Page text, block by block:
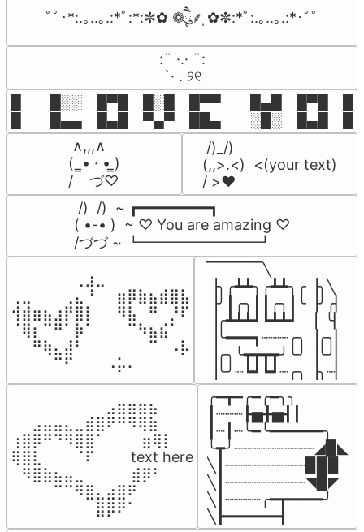
ﾟﾟ･*:.｡..｡.:*ﾟ:*:✼✿ ❁ཻུ۪۪⸙͎ ✿✼:*ﾟ:.｡..｡.:*･ﾟﾟ
⠀:¨ ·.· ¨:⠀
⠀ `· . ୨୧⠀
█  █░░ █▀█ █░█ █▀▀  █▄█ █▀█
█  █▄▄ █▄█ ▀▄▀ ██▄  ░█░ █▄█
∧,,,∧
(  ̳• · • ̳)
/    づ♡
/)_/)
(,,>.<)  <(your text)
/ >❤️
/)  /)  ~ ┏━━━━━━━━┓
( •-• )  ~ ♡ You are amazing ♡
/づづ ~ ┗━━━━━━━━┛
⠀⠀⠀⠀⠀⠀⢀⣰⣀⠀⠀⠀⠀⠀⠀⠀⠀
⢀⣀⠀⠀⠀⢀⣄⠘⠀⠀⣶⡿⣷⣦⣾⣿⣧
⢺⣾⣶⣦⣰⡟⣿⡇⠀⠀⠻⣧⠀⠛⠀⡘⠏
⠈⢿⡆⠉⠛⠁⡷⠁⠀⠀⠀⠉⠳⣦⣮⠁⠀
⠀⠀⠛⢷⣄⣼⠃⠀⠀⠀⠀⠀⠀⠉⠀⠠⡧
⠀⠀⠀⠀⠉⠋⠀⠀⠀⠠⡥⠄⠀⠀⠀⠀⠀
▔▔▔▔▔╲
▕╮╭┻┻╮╭┻┻╮╭▕╮╲
▕╯┃╭╮┃┃╭╮┃╰▕╯╭▏
▕╭┻┻┻┛┗┻┻┛  ▕  ╰▏
▕╰━━━┓┈┈┈╭╮▕╭╮▏
▕╭╮╰┳┳┳┳╯╰╯▕╰╯▏
▕╰╯┈┗┛┗┛┈╭╮▕╮┈▏
⠀⠀⠀⠀⠀⠀⠀⠀⠀⣠⣶⣶⣶⣦⠀⠀
⠀⠀⣠⣤⣤⣄⣀⣾⣿⠟⠛⠻⢿⣷⠀
⢰⣿⡿⠛⠙⠻⣿⣿⠁⠀⠀ ⠀⣶⢿⡇
⢿⣿⣇⠀⠀⠀⠈⠏⠀⠀⠀ text here
⠀⠻⣿⣷⣦⣤⣀⠀⠀⠀ ⠀⣾⡿⠃⠀
⠀⠀⠀⠀⠉⠉⠻⣿⣄⣴⣿⠟⠀⠀⠀
⠀⠀⠀⠀⠀⠀⠀⠀⣿⡿⠟⠁⠀⠀⠀
╭━┳━╭━╭━╮╮
┃┈┈┈┣▅╋▅┫┃
┃┈┃┈╰━╰━━━━━━╮
╰┳╯┈┈┈┈┈┈┈┈┈◢▉◣
╲┃┈┈┈┈┈┈┈┈┈▉▉▉
╲┃┈┈┈┈┈┈┈┈┈◥▉◤
╲┃┈┈┈┈╭━┳━━━━╯
╲┣━━━━━━┫﻿